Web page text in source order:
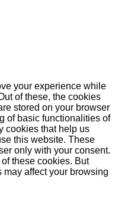
your experience while
of these, the cookies
stored on your browser
of basic functionalities of
cookies that help us
this website. These
only with your consent.
these cookies. But
affect your browsing